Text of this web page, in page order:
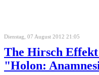
Dienstag, 07 August 2012 21:05
The Hirsch
"Holon: